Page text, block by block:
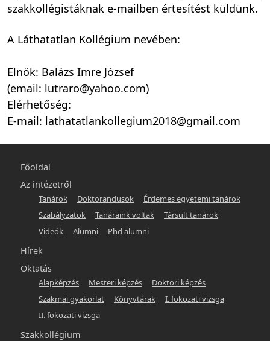
szakkollégistáknak e-mailben értesítést küldünk.
A Láthatatlan Kollégium nevében:
Elnök: Balázs Imre József
(email: lutraro@yahoo.com)
Elérhetőség:
E-mail: lathatatlankollegium2018@gmail.com
Főmenü
-
hunlit
Főoldal
Az intézetről
Tanárok Doktorandusok
Érdemes egyetemi tanárok
Szabályzatok
Tanáraink voltak
Társult tanárok
Videók
Alumni Phd alumni
Hírek
Oktatás
Alapképzés Mesteri képzés
Doktori képzés
Szakmai gyakorlat
Könyvtárak
I. fokozati vizsga
II. fokozati vizsga
Szakkollégium